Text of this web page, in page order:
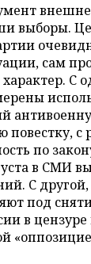
выборы.
сам
С
повестку, с
по
в СМИ
С другой,
под
в цензуре